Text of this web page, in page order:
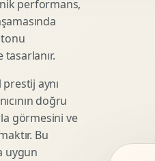
Modelleme
3D Gorsellestirme
Modelleme
Modelleme
Modelleme
Alma
Modelleme
performans,
aynı
doğru
görmesini ve
Bu
uygun